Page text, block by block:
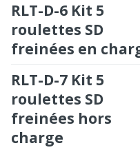
RLT-D-6 Kit 5
roulettes SD
freinées en
RLT-D-7 Kit 5
roulettes SD
freinées hors
charge